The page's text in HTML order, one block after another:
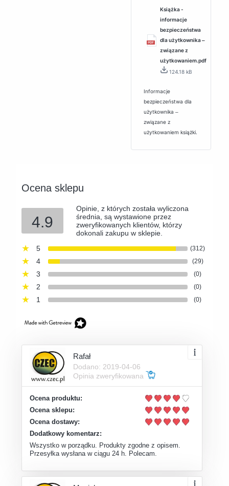
Książka -
informacje
bezpieczeństwa
dla użytkownika ‒
związane z
użytkowaniem.pdf
124.18 kB
Informacje
bezpieczeństwa dla
użytkownika ‒
związane z
użytkowaniem książki.
Ocena sklepu
4.9
Opinie, z których została wyliczona
średnia, są wystawione przez
zweryfikowanych klientów, którzy
dokonali zakupu w sklepie.
5
(312)
4 (29)
3 (0)
2 (0)
1 (0)
Rafał
Dodano: 2019-04-06
Opinia zweryfikowana
Ocena produktu:
Ocena sklepu:
Ocena dostawy:
Dodatkowy komentarz:
Wszystko w porządku. Produkty zgodne z opisem.
Przesyłka wysłana w ciągu 24 h. Polecam.